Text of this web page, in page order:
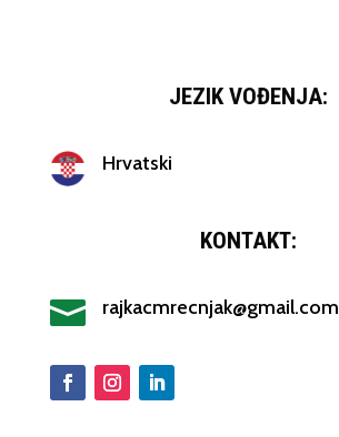
JEZIK VOĐENJA:
Hrvatski
KONTAKT:
 rajkacmrecnjak@gmail.com